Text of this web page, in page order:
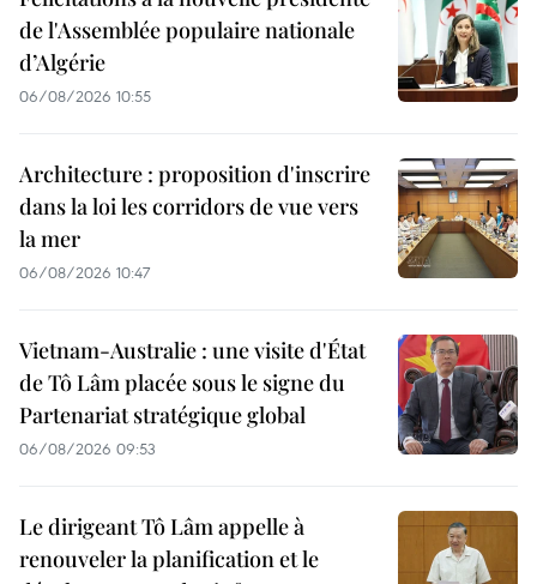
de l'Assemblée populaire nationale
d’Algérie
06/08/2026 10:55
Architecture : proposition d'inscrire
dans la loi les corridors de vue vers
la mer
06/08/2026 10:47
Vietnam-Australie : une visite d'État
de Tô Lâm placée sous le signe du
Partenariat stratégique global
06/08/2026 09:53
Le dirigeant Tô Lâm appelle à
renouveler la planification et le